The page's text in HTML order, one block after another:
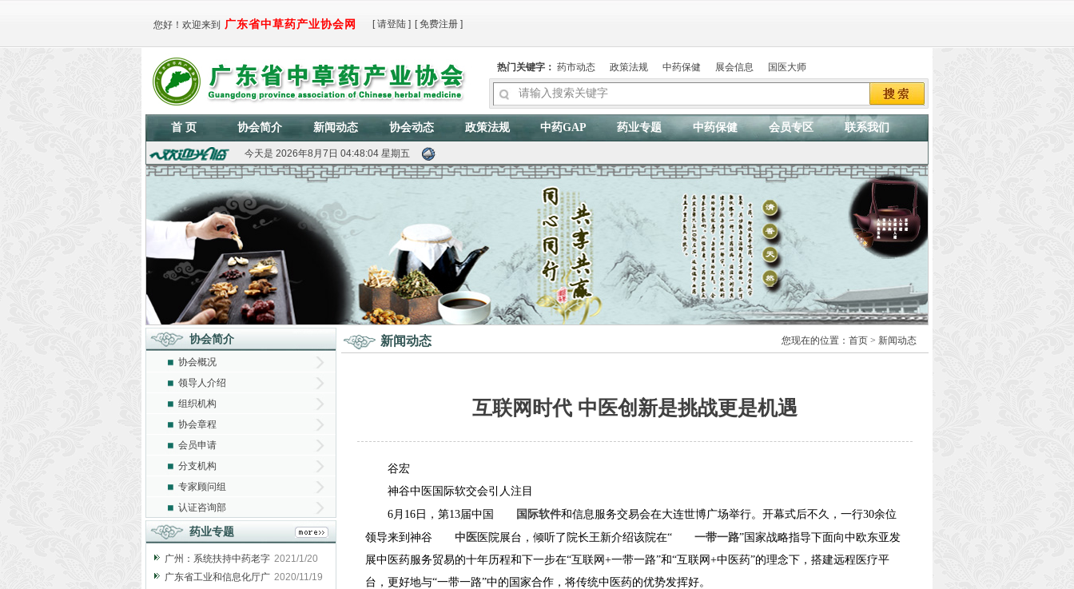
您好！欢迎来到 广东省中草药产业协会网 [ 请登陆 ] [ 免费注册 ]
热门关键字： 药市动态 政策法规 中药保健 展会信息 国医大师
首 页 协会简介 新闻动态 协会动态 政策法规 中药GAP 药业专题 中药保健 会员专区 联系我们
今天是2026年8月7日 04:48:05 星期五
协会简介
协会概况
领导人介绍
组织机构
协会章程
会员申请
分支机构
专家顾问组
认证咨询部
药业专题
广州：系统扶持中药老字 2021/1/20
广东省工业和信息化厅广 2020/11/19
新闻动态 您现在的位置： 首页 > 新闻动态
互联网时代 中医创新是挑战更是机遇
谷宏
神谷中医国际软交会引人注目
6月16日，第13届中国
国际软件和信息服务交易会在大连世博广场举行。开幕式后不久，一行30余位
领导来到神谷
中医 医院展台，倾听了院长王新介绍该院在“ 一带一路”国家战略指导下面向中欧东亚发
展中医药服务贸易的十年历程和下一步在“互联网+一带一路”和“互联网+中医药”的理念下，搭建远程医疗平
台，更好地与“一带一路”中的国家合作，将传统中医药的优势发挥好。